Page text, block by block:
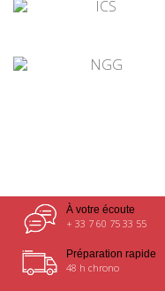
À votre écoute
+ 33 7 60 75 33 55
Préparation rapide
48 h chrono